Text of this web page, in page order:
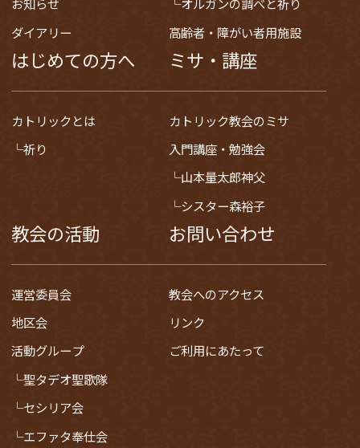
ダイアリー
高齢者・障がい者用施設
はじめての方へ
カトリックとは
祈り
ミサ・講座
カトリック教会のミサ
入門講座・勉強会
山本量太郎神父
シスター森裕子
教会の活動
運営委員会
地区会
活動グループ
聖タデオ聖歌隊
セシリア会
エファタ奉仕会
お問い合わせ
教会へのアクセス
リンク
ご利用にあたって